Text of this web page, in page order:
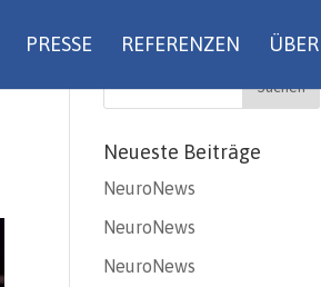
PRESSE REFERENZEN
Neueste Beiträge
NeuroNews
NeuroNews
NeuroNews